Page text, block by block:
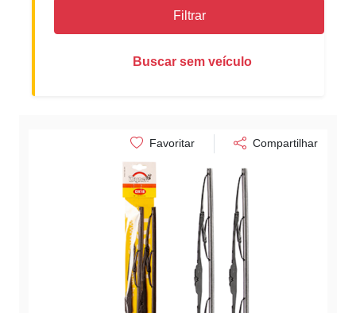
Filtrar
Buscar sem veículo
Favoritar Compartilhar